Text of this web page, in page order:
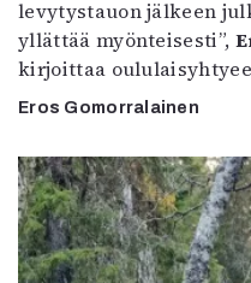
levytystauon jälkeen
yllättää myönteisesti”,
kirjoittaa
Eros Gomorralainen